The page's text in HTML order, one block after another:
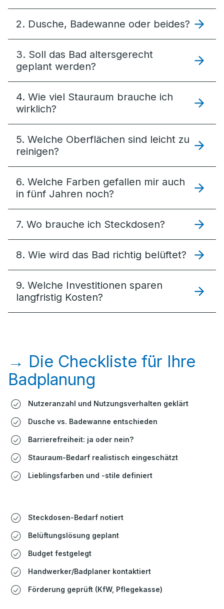
2. Dusche, Badewanne oder beides?
3. Soll das Bad altersgerecht
geplant werden?
4. Wie viel Stauraum brauche ich
wirklich?
5. Welche Oberflächen sind leicht zu
reinigen?
6. Welche Farben gefallen mir auch
in fünf Jahren noch?
7. Wo brauche ich Steckdosen?
8. Wie wird das Bad richtig belüftet?
9. Welche Investitionen sparen
langfristig Kosten?
→ Die Checkliste für Ihre
Badplanung
Nutzeranzahl und Nutzungsverhalten geklärt
Dusche vs. Badewanne entschieden
Barrierefreiheit: ja oder nein?
Stauraum-Bedarf realistisch eingeschätzt
Lieblingsfarben und -stile definiert
Steckdosen-Bedarf notiert
Belüftungslösung geplant
Budget festgelegt
Handwerker/Badplaner kontaktiert
Förderung geprüft (KfW, Pflegekasse)